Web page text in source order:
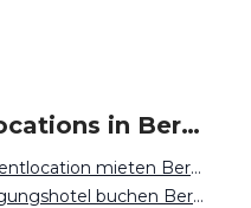
Locations in Berlin mieten
Eventlocation mieten Berlin
Tagungshotel buchen Berlin